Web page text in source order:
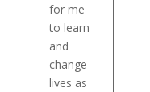
for me
to learn
and
change
lives as